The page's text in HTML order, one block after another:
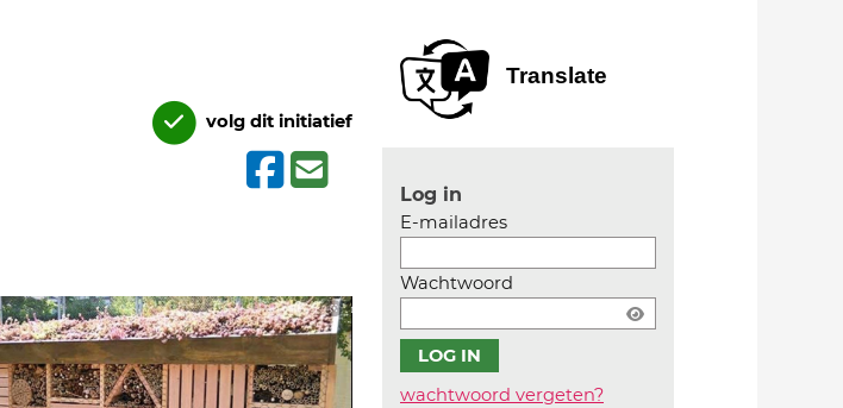
volg dit initiatief
Translate
Log in
E-mailadres
Wachtwoord
wachtwoord vergeten?